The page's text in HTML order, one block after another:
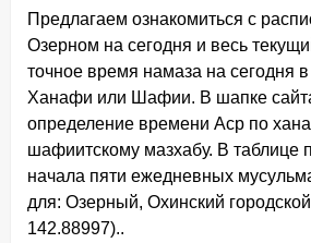
Предлагаем ознакомиться с
Озерном на сегодня и весь
точное время намаза на сегодня
Ханафи или Шафии. В шапке
определение времени Аср по
шафиитскому мазхабу. В таблице
начала пяти ежедневных
для: Озерный, Охинский
142.88997)..